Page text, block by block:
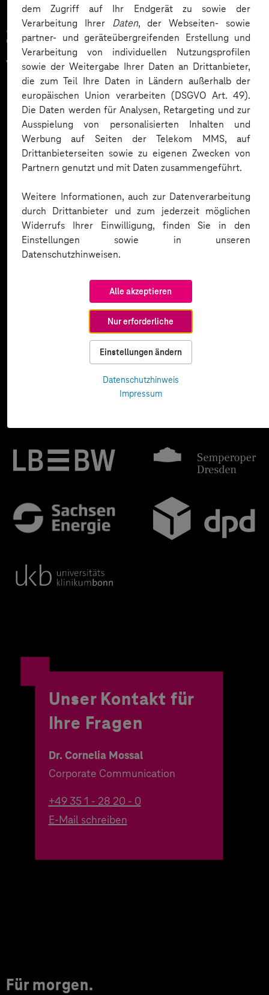
dem Zugriff auf Ihr Endgerät zu sowie der
Verarbeitung Ihrer Daten, der Webseiten- sowie
partner- und geräteübergreifenden Erstellung und
Verarbeitung von individuellen Nutzungsprofilen
sowie der Weitergabe Ihrer Daten an Drittanbieter,
die zum Teil Ihre Daten in Ländern außerhalb der
europäischen Union verarbeiten (DSGVO Art. 49).
Die Daten werden für Analysen, Retargeting und zur
Ausspielung von personalisierten Inhalten und
Werbung auf Seiten der Telekom MMS, auf
Drittanbieterseiten sowie zu eigenen Zwecken von
Partnern genutzt und mit Daten zusammengeführt.
Weitere Informationen, auch zur Datenverarbeitung
durch Drittanbieter und zum jederzeit möglichen
Widerrufs Ihrer Einwilligung, finden Sie in den
Einstellungen sowie in unseren
Datenschutzhinweisen.
Alle akzeptieren
Nur erforderliche
Einstellungen ändern
Datenschutzhinweis
Impressum
Zahlreiche Unternehmen
vertrauen auf unsere
Expertise. Hier eine Auswahl:
Unser Kontakt für
Ihre Fragen
Dr. Cornelia Mossal
Corporate Communication
+49 35 1 - 28 20 - 0
E-Mail schreiben
Für morgen.